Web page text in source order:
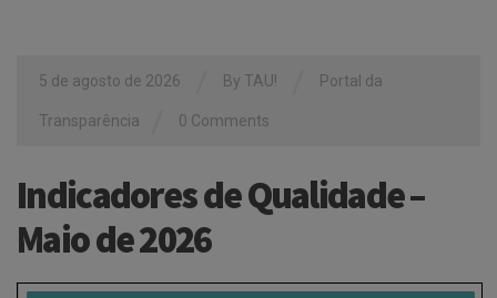
5 de agosto de 2026 By TAU! Portal da
Transparência 0 Comments
Indicadores de Qualidade –
Maio de 2026